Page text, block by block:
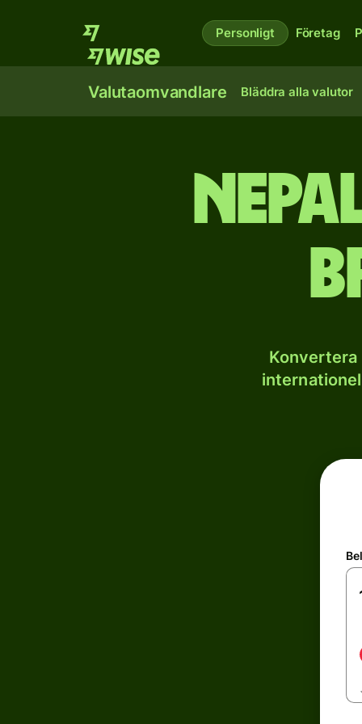
Personligt Företag
Valutaomvandlare Bläddra alla valutor
Konvertera